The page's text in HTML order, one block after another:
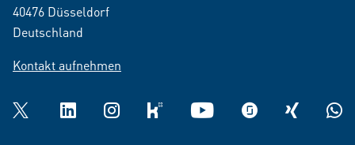
40476 Düsseldorf
Deutschland
Kontakt aufnehmen
Twitter LinkedInInstagramkununu YouTube glassdoorXING